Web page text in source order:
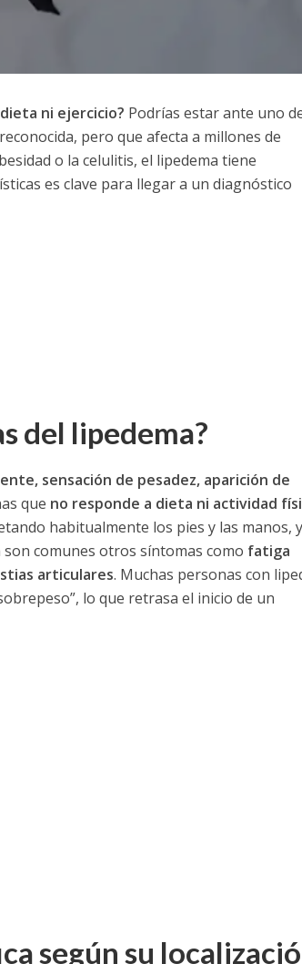
ni ejercicio? Podrías estar ante uno
pero que afecta a millones de
o la celulitis, el lipedema tiene
es clave para llegar a un diagnóstico
del lipedema?
sensación de pesadez, aparición de
que no responde a dieta ni actividad
habitualmente los pies y las manos, y
son comunes otros síntomas como fatiga
articulares. Muchas personas con
lo que retrasa el inicio de un
según su